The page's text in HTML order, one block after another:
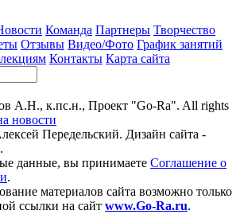
Команда Партнеры Творчество
Отзывы Видео/Фото График занятий
Контакты Карта сайта
А.Н., к.пс.н., Проект "Go-Ra". All rights
новости
Передельский. Дизайн сайта -
данные, вы принимаете Соглашение о
.
материалов сайта возможно только
ссылки на сайт www.Go-Ra.ru.